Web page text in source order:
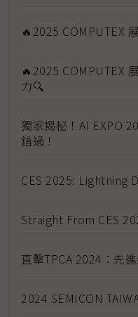
🔥2025 COMPUTEX
🔥2025 COMPUTEX
力🔍
獨家揭秘！AI EXPO
錯過！
CES 2025: Lightning
Straight From CES
直擊TPCA 2024：先
2024 SEMICON